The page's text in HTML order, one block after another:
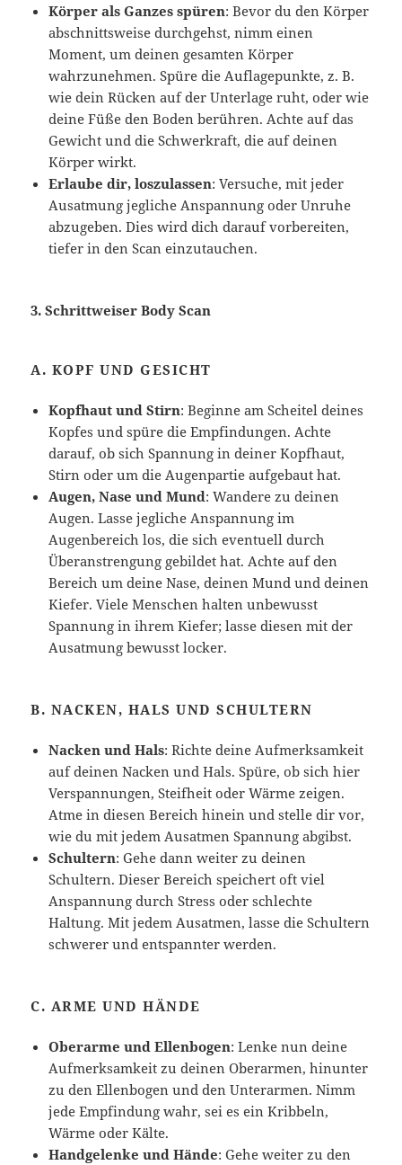
Körper als Ganzes spüren: Bevor du den Körper
abschnittsweise durchgehst, nimm einen
Moment, um deinen gesamten Körper
wahrzunehmen. Spüre die Auflagepunkte, z. B.
wie dein Rücken auf der Unterlage ruht, oder wie
deine Füße den Boden berühren. Achte auf das
Gewicht und die Schwerkraft, die auf deinen
Körper wirkt.
Erlaube dir, loszulassen: Versuche, mit jeder
Ausatmung jegliche Anspannung oder Unruhe
abzugeben. Dies wird dich darauf vorbereiten,
tiefer in den Scan einzutauchen.
3.Schrittweiser Body Scan
A. KOPF UND GESICHT
Kopfhaut und Stirn: Beginne am Scheitel deines
Kopfes und spüre die Empfindungen. Achte
darauf, ob sich Spannung in deiner Kopfhaut,
Stirn oder um die Augenpartie aufgebaut hat.
Augen, Nase und Mund: Wandere zu deinen
Augen. Lasse jegliche Anspannung im
Augenbereich los, die sich eventuell durch
Überanstrengung gebildet hat. Achte auf den
Bereich um deine Nase, deinen Mund und deinen
Kiefer. Viele Menschen halten unbewusst
Spannung in ihrem Kiefer; lasse diesen mit der
Ausatmung bewusst locker.
B. NACKEN, HALS UND SCHULTERN
Nacken und Hals: Richte deine Aufmerksamkeit
auf deinen Nacken und Hals. Spüre, ob sich hier
Verspannungen, Steifheit oder Wärme zeigen.
Atme in diesen Bereich hinein und stelle dir vor,
wie du mit jedem Ausatmen Spannung abgibst.
Schultern: Gehe dann weiter zu deinen
Schultern. Dieser Bereich speichert oft viel
Anspannung durch Stress oder schlechte
Haltung. Mit jedem Ausatmen, lasse die Schultern
schwerer und entspannter werden.
C. ARME UND HÄNDE
Oberarme und Ellenbogen: Lenke nun deine
Aufmerksamkeit zu deinen Oberarmen, hinunter
zu den Ellenbogen und den Unterarmen. Nimm
jede Empfindung wahr, sei es ein Kribbeln,
Wärme oder Kälte.
Handgelenke und Hände: Gehe weiter zu den